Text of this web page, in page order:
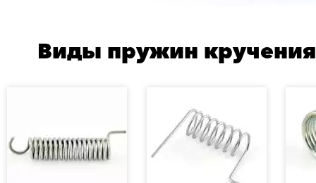
Виды пружин